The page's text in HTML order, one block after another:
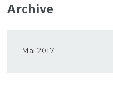
Archive
Mai 2017